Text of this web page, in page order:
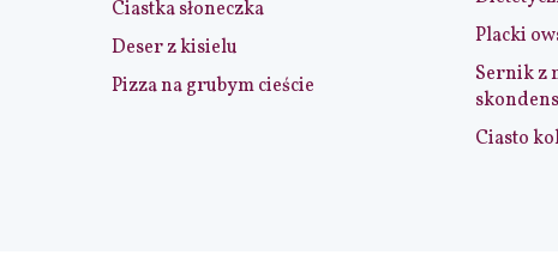
Ciastka słoneczka
Deser z kisielu
Pizza na grubym cieście
Placki
Sernik z
Ciasto